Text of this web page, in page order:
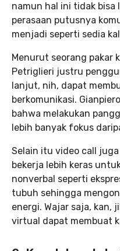
namun hal ini tidak bisa
perasaan putusnya
menjadi seperti sedia
Menurut seorang pakar
Petriglieri justru
lanjut, nih, dapat
berkomunikasi.
bahwa melakukan
lebih banyak fokus
Selain itu video call
bekerja lebih keras
nonverbal seperti
tubuh sehingga
energi. Wajar saja, kan,
virtual dapat membuat